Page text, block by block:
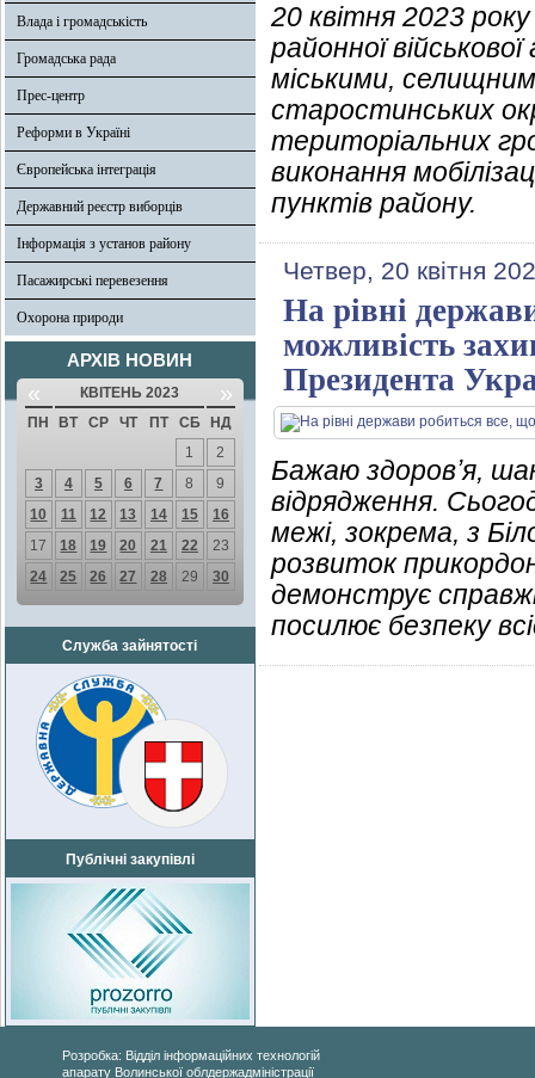
Влада і громадськість
Громадська рада
Прес-центр
Реформи в Україні
Європейська інтеграція
Державний реєстр виборців
Інформація з установ району
Пасажирські перевезення
Охорона природи
АРХІВ НОВИН
« КВІТЕНЬ 2023 »
ПН ВТ СР ЧТ ПТ СБ
НД
1
2
3
4 5 6 7 8
9
10
11 12 13 14 15
16
17
18 19 20 21 22
23
24
25 26 27 28 29 30
Служба зайнятості
Публічні закупівлі
20 квітня 2023
районної
міськими,
старостинських
територіальних
виконання
пунктів району.
Четвер, 20 квітня
На рівні
можливість
Президента
Бажаю здоровʼя,
відрядження.
межі, зокрема, з
розвиток
демонструє
посилює безпеку
Розробка: Відділ інформаційних технологій
апарату Волинської облдержадміністрації